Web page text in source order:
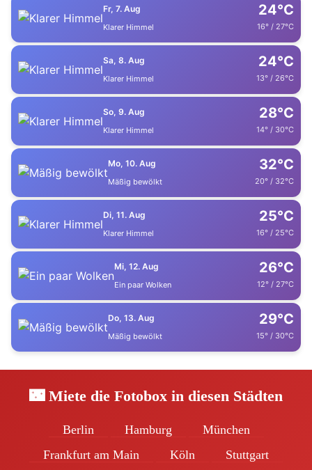
Fr, 7. Aug
Klarer Himmel
24°C
16° / 27°C
Sa, 8. Aug
Klarer Himmel
24°C
13° / 26°C
So, 9. Aug
Klarer Himmel
28°C
14° / 30°C
Mo, 10. Aug
Mäßig bewölkt
32°C
20° / 32°C
Di, 11. Aug
Klarer Himmel
25°C
16° / 25°C
Mi, 12. Aug
Ein paar Wolken
26°C
12° / 27°C
Do, 13. Aug
Mäßig bewölkt
29°C
15° / 30°C
🌃 Miete die Fotobox in diesen Städten
Berlin Hamburg
München
Frankfurt am Main
Köln Stuttgart